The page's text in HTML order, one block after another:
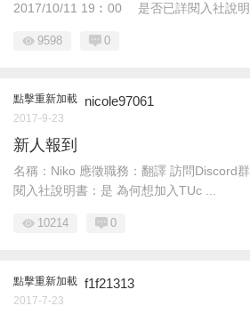
2017/10/11 19︰00 是否已詳閱入社說明
9598 0
點擊重新加載 nicole97061
2017-9-23
新人報到
名稱：Niko 應徵職務：翻譯 訪問Discord
閱入社說明書：是 為何想加入TUc ...
10214 0
點擊重新加載 f1f21313
2017-7-23